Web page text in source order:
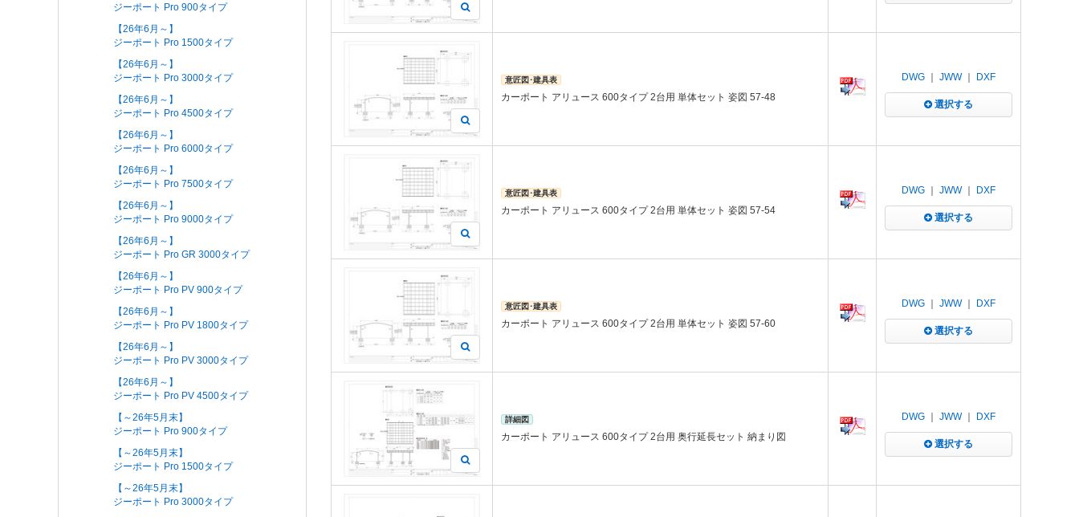
ジーポート Pro 900タイプ
【26年6月～】
ジーポート Pro 1500タイプ
【26年6月～】
ジーポート Pro 3000タイプ
【26年6月～】
ジーポート Pro 4500タイプ
【26年6月～】
ジーポート Pro 6000タイプ
【26年6月～】
ジーポート Pro 7500タイプ
【26年6月～】
ジーポート Pro 9000タイプ
【26年6月～】
ジーポート Pro GR 3000タイプ
【26年6月～】
ジーポート Pro PV 900タイプ
【26年6月～】
ジーポート Pro PV 1800タイプ
【26年6月～】
ジーポート Pro PV 3000タイプ
【26年6月～】
ジーポート Pro PV 4500タイプ
【～26年5月末】
ジーポート Pro 900タイプ
【～26年5月末】
ジーポート Pro 1500タイプ
【～26年5月末】
ジーポート Pro 3000タイプ
意匠図･建具表
カーポート アリュース 600タイプ 2台用 単体セット 姿図 57-48
DWG JWW｜ DXF
選択する
意匠図･建具表
カーポート アリュース 600タイプ 2台用 単体セット 姿図 57-54
DWG JWW｜ DXF
選択する
意匠図･建具表
カーポート アリュース 600タイプ 2台用 単体セット 姿図 57-60
DWG JWW｜ DXF
選択する
詳細図
カーポート アリュース 600タイプ 2台用 奥行延長セット 納まり図
DWG JWW｜ DXF
選択する